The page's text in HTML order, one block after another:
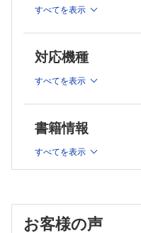
Column： 日本救急医学会
いて
新型コロナウイルスワクチ
介護施設の諸問題
付録A 主たる症候リスト
付録D 小児患者の評価
付録E 小児疼痛スケール
付録F 年齢によるバイタル
付録G トリアージナース
付録H 診療報酬とJTAS
Ⅴ 緊急度判定を行う看護
Column：Rapid
第2章 モジュール2
Ⅰ 学習目標
Ⅱ 学習内容のアウトライ
Ⅲ JTASレベル
Ⅳ 主たる症候リスト
Ⅴ JTASレベルの判定
Ⅷ 待合室での再評価
すべてを表示
対応機種
すべてを表示
書籍情報
すべてを表示
お客様の声